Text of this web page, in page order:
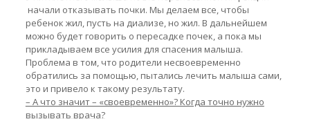
начали отказывать почки. Мы делаем все, чтобы
ребенок жил, пусть на диализе, но жил. В дальнейшем
можно будет говорить о пересадке почек, а пока мы
прикладываем все усилия для спасения малыша.
Проблема в том, что родители несвоевременно
обратились за помощью, пытались лечить малыша сами,
это и привело к такому результату.
– А что значит – «своевременно»? Когда точно нужно
вызывать врача?